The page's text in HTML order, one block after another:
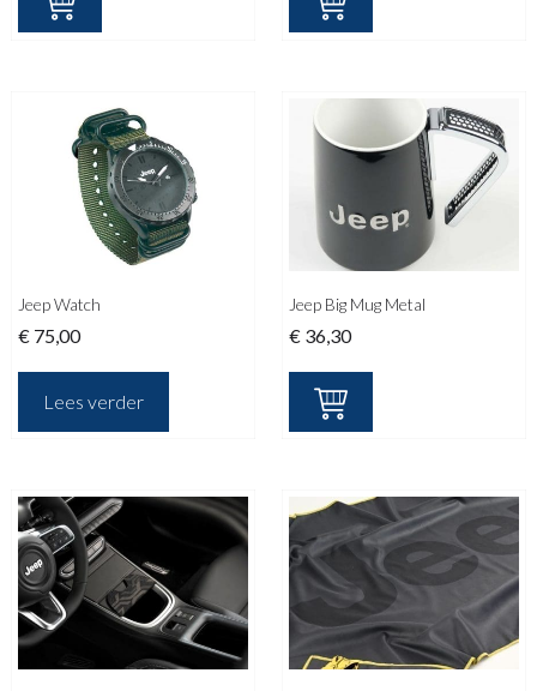
Jeep Watch
€ 75,00
Lees verder
Jeep Big Mug Metal
€ 36,30